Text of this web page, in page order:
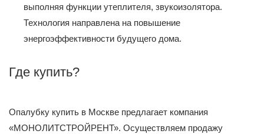
выполняя функции утеплителя, звукоизолятора.
Технология направлена на повышение
энергоэффективности будущего дома.
Где купить?
Опалубку купить в Москве предлагает компания
«МОНОЛИТСТРОЙРЕНТ». Осуществляем продажу